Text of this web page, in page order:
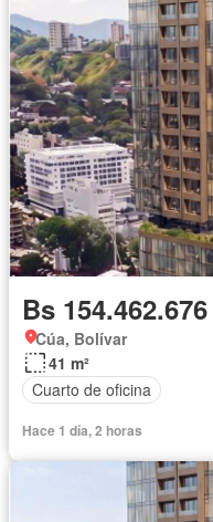
Bs 154.462.676
Cúa, Bolívar
41 m²
Cuarto de oficina
Hace 1 día, 2 horas